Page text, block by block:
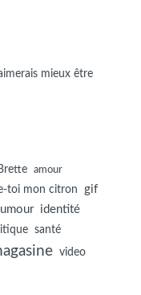
mieux être
amour
toi mon citron
gif
identité
santé
video